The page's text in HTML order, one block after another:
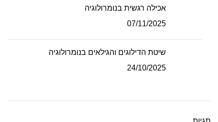
אכילה רגשית בנומרולוגיה
07/11/2025
שיטת הדילוגים והגילאים בנומרולוגיה
24/10/2025